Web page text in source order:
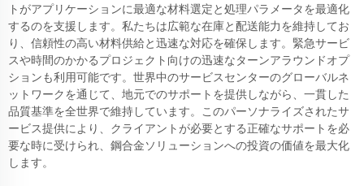
トがアプリケーションに最適な材料選定と処理パラメータを最適化
するのを支援します。私たちは広範な在庫と配送能力を維持してお
り、信頼性の高い材料供給と迅速な対応を確保します。緊急サービ
スや時間のかかるプロジェクト向けの迅速なターンアラウンドオプ
ションも利用可能です。世界中のサービスセンターのグローバルネ
ットワークを通じて、地元でのサポートを提供しながら、一貫した
品質基準を全世界で維持しています。このパーソナライズされたサ
ービス提供により、クライアントが必要とする正確なサポートを必
要な時に受けられ、鋼合金ソリューションへの投資の価値を最大化
します。